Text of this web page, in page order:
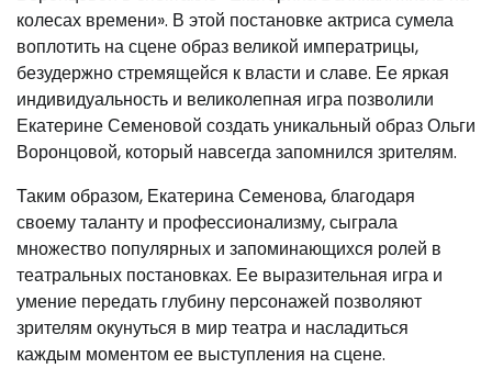
колесах времени». В этой постановке актриса сумела
воплотить на сцене образ великой императрицы,
безудержно стремящейся к власти и славе. Ее яркая
индивидуальность и великолепная игра позволили
Екатерине Семеновой создать уникальный образ Ольги
Воронцовой, который навсегда запомнился зрителям.
Таким образом, Екатерина Семенова, благодаря
своему таланту и профессионализму, сыграла
множество популярных и запоминающихся ролей в
театральных постановках. Ее выразительная игра и
умение передать глубину персонажей позволяют
зрителям окунуться в мир театра и насладиться
каждым моментом ее выступления на сцене.